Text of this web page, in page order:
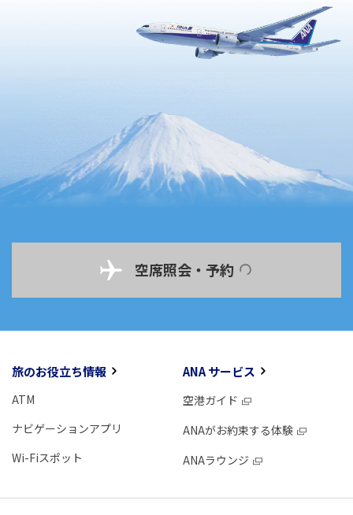
空席照会・予約
旅のお役立ち情報
ATM
ナビゲーションアプリ
Wi-Fiスポット
ANA サービス
空港ガイド
ANAがお約束する体験
ANAラウンジ